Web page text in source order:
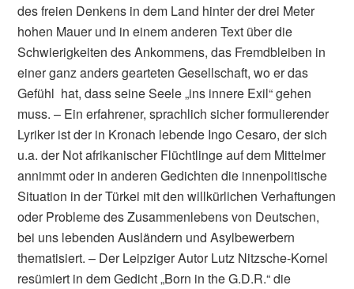
des freien Denkens in dem Land hinter der drei Meter
hohen Mauer und in einem anderen Text über die
Schwierigkeiten des Ankommens, das Fremdbleiben in
einer ganz anders gearteten Gesellschaft, wo er das
Gefühl hat, dass seine Seele „ins innere Exil“ gehen
muss. – Ein erfahrener, sprachlich sicher formulierender
Lyriker ist der in Kronach lebende Ingo Cesaro, der sich
u.a. der Not afrikanischer Flüchtlinge auf dem Mittelmer
annimmt oder in anderen Gedichten die innenpolitische
Situation in der Türkei mit den willkürlichen Verhaftungen
oder Probleme des Zusammenlebens von Deutschen,
bei uns lebenden Ausländern und Asylbewerbern
thematisiert. – Der Leipziger Autor Lutz Nitzsche-Kornel
resümiert in dem Gedicht „Born in the G.D.R.“ die